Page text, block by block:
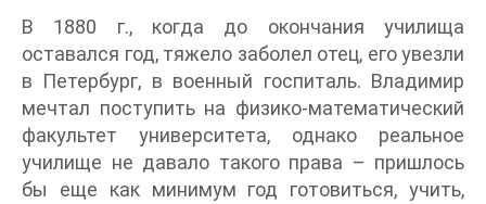
В 1880 г., когда до окончания училища
оставался год, тяжело заболел отец, его увезли
в Петербург, в военный госпиталь. Владимир
мечтал поступить на физико-математический
факультет университета, однако реальное
училище не давало такого права – пришлось
бы еще как минимум год готовиться, учить,